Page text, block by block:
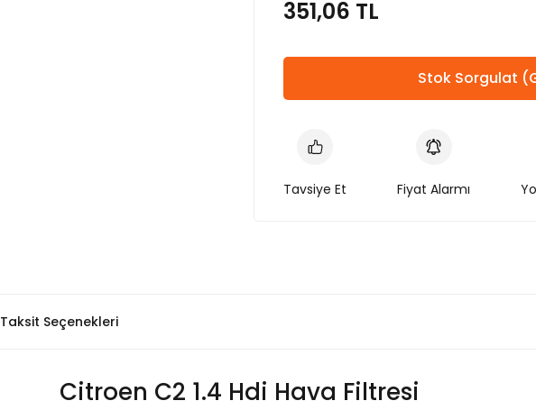
351,06 TL
Stok Sorgulat
Tavsiye Et Fiyat Alarmı
Taksit Seçenekleri
Citroen C2 1.4 Hdi Hava Filtresi